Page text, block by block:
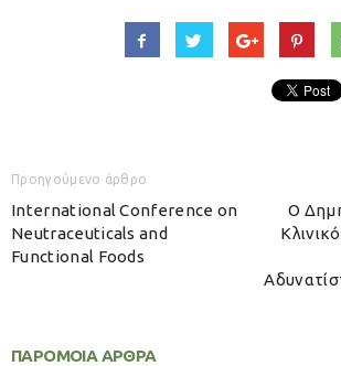
Προηγούμενο άρθρο
International Conference on
Neutraceuticals and
Functional Foods
Ο
ΠΑΡΟΜΟΙΑ ΑΡΘΡΑ